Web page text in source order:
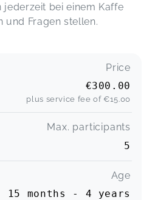
jederzeit bei einem Kaffe
und Fragen stellen.
Price
€300.00
plus service fee of€15.00
Max. participants
5
Age
15 months - 4 years